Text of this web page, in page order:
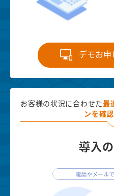
デモお申
お客様の状況に合わせた最
ンを確認
導入